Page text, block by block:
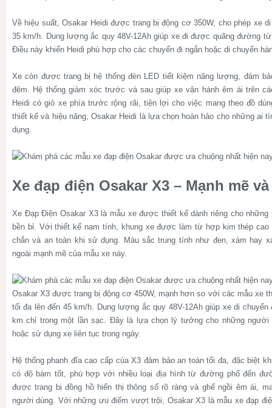
Về hiệu suất, Osakar Heidi được trang bị động cơ 350W, cho phép xe
35 km/h. Dung lượng ắc quy 48V-12Ah giúp xe đi được quãng đường
Điều này khiến Heidi phù hợp cho các chuyến đi ngắn hoặc di chuyển
Xe còn được trang bị hệ thống đèn LED tiết kiệm năng lượng, đảm
đêm. Hệ thống giảm xóc trước và sau giúp xe vận hành êm ái trên
Heidi có giỏ xe phía trước rộng rãi, tiện lợi cho việc mang theo đồ
thiết kế và hiệu năng, Osakar Heidi là lựa chọn hoàn hảo cho những ai
dụng.
Xe đạp điện Osakar X3 – Mạnh mẽ
Xe Đạp Điện Osakar X3 là mẫu xe được thiết kế dành riêng cho
bền bỉ. Với thiết kế nam tính, khung xe được làm từ hợp kim thép cao
chắn và an toàn khi sử dụng. Màu sắc trung tính như đen, xám hay
ngoài mạnh mẽ của mẫu xe này.
Osakar X3 được trang bị động cơ 450W, mạnh hơn so với các mẫu xe
tối đa lên đến 45 km/h. Dung lượng ắc quy 48V-12Ah giúp xe di
km chỉ trong một lần sạc. Đây là lựa chọn lý tưởng cho những người
hoặc sử dụng xe liên tục trong ngày.
Hệ thống phanh đĩa cao cấp của X3 đảm bảo an toàn tối đa, đặc biệt
có độ bám tốt, phù hợp với nhiều loại địa hình từ đường phố đến
được trang bị đồng hồ hiển thị thông số rõ ràng và ghế ngồi êm ái,
người dùng. Với những ưu điểm vượt trội, Osakar X3 là mẫu xe đạp